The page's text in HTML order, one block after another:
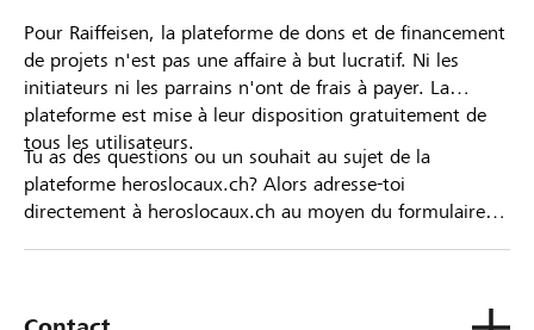
Pour Raiffeisen, la plateforme de dons et de financement
de projets n'est pas une affaire à but lucratif. Ni les
initiateurs ni les parrains n'ont de frais à payer. La
plateforme est mise à leur disposition gratuitement de
tous les utilisateurs.
Tu as des questions ou un souhait au sujet de la
plateforme heroslocaux.ch? Alors adresse-toi
directement à heroslocaux.ch au moyen du formulaire